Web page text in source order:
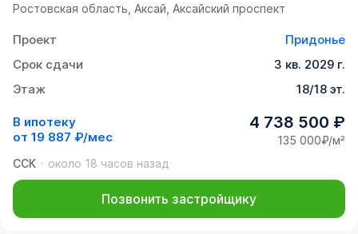
Ростовская область, Аксай, Аксайский проспект
Проект
Придонье
Срок сдачи
3 кв. 2029 г.
Этаж
18/18 эт.
В ипотеку
от 19 887 ₽/мес
4 738 500 ₽
135 000₽/м²
ССК
около 18 часов назад
Позвонить застройщику